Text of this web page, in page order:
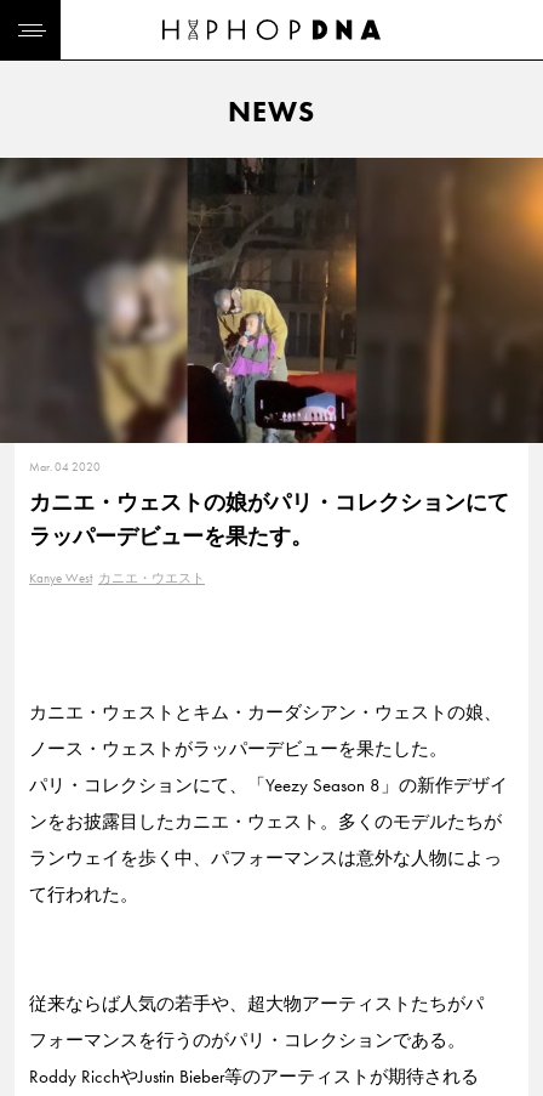
NEWS
Mar. 04 2020
カニエ・ウェストの娘がパリ・コレクションにて
ラッパーデビューを果たす。
Kanye West カニエ・ウエスト
カニエ・ウェストとキム・カーダシアン・ウェストの娘、
ノース・ウェストがラッパーデビューを果たした。
パリ・コレクションにて、「Yeezy Season 8」の新作デザイ
ンをお披露目したカニエ・ウェスト。多くのモデルたちが
ランウェイを歩く中、パフォーマンスは意外な人物によっ
て行われた。
従来ならば人気の若手や、超大物アーティストたちがパ
フォーマンスを行うのがパリ・コレクションである。
Roddy RicchやJustin Bieber等のアーティストが期待される